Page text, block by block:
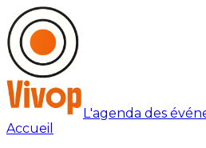
L'agenda des
Accueil